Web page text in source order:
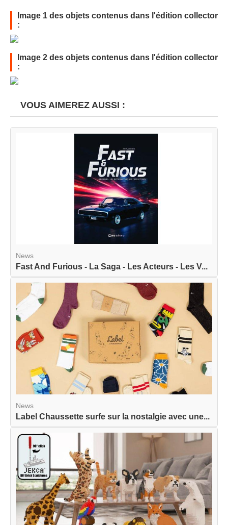
Image 1 des objets contenus dans l'édition collector
:
Image 2 des objets contenus dans l'édition collector
:
VOUS AIMEREZ AUSSI :
News
Fast And Furious - La Saga - Les Acteurs - Les V...
News
Label Chaussette surfe sur la nostalgie avec une...